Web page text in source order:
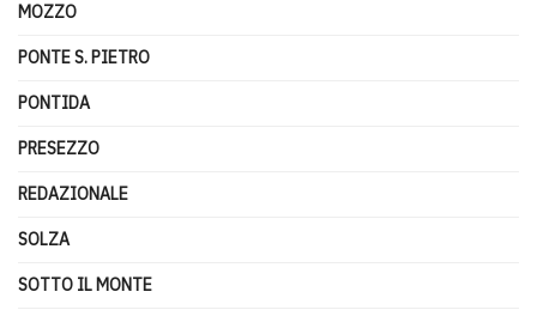
MOZZO
PONTE S. PIETRO
PONTIDA
PRESEZZO
REDAZIONALE
SOLZA
SOTTO IL MONTE